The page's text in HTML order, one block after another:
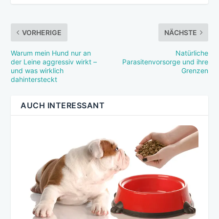
VORHERIGE
Warum mein Hund nur an
der Leine aggressiv wirkt –
und was wirklich
dahintersteckt
NÄCHSTE
Natürliche
Parasitenvorsorge und ihre
Grenzen
AUCH INTERESSANT